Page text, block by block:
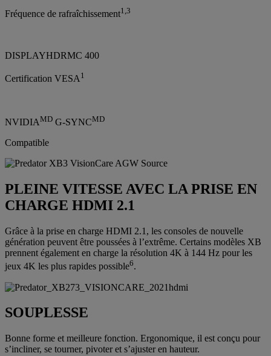
Fréquence de rafraîchissement1,3
DISPLAYHDRMC 400
Certification VESA 1
NVIDIAMD G-SYNCMD
Compatible
PLEINE VITESSE AVEC LA PRISE EN
CHARGE HDMI 2.1
Grâce à la prise en charge HDMI 2.1, les consoles de nouvelle
génération peuvent être poussées à l’extrême. Certains modèles XB
prennent également en charge la résolution 4K à 144 Hz pour les
jeux 4K les plus rapides possible6.
SOUPLESSE
Bonne forme et meilleure fonction. Ergonomique, il est conçu pour
s’incliner, se tourner, pivoter et s’ajuster en hauteur.